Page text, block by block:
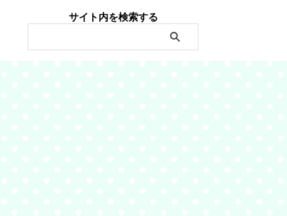
サイト内を検索する